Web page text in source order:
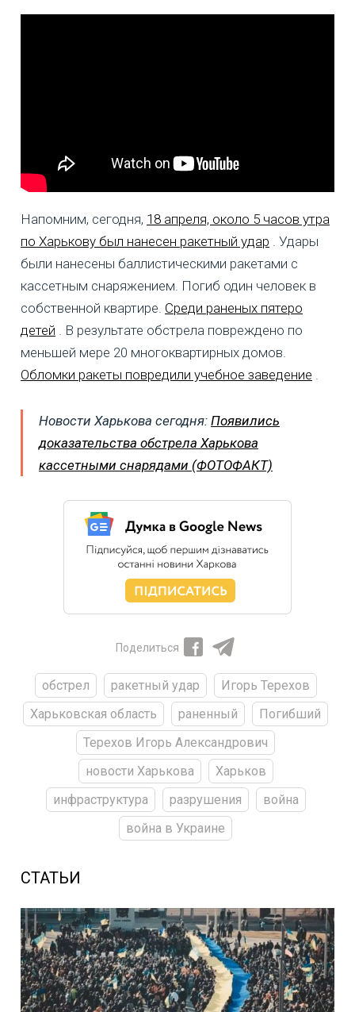
Напомним, сегодня, 18 апреля, около 5 часов утра
по Харькову был нанесен ракетный удар . Удары
были нанесены баллистическими ракетами с
кассетным снаряжением. Погиб один человек в
собственной квартире. Среди раненых пятеро
детей . В результате обстрела повреждено по
меньшей мере 20 многоквартирных домов.
Обломки ракеты повредили учебное заведение .
Новости Харькова сегодня: Появились
доказательства обстрела Харькова
кассетными снарядами (ФОТОФАКТ)
Поделиться
обстрел ракетный удар
Игорь Терехов
Харьковская область
раненный
Погибший
Терехов Игорь Александрович
новости Харькова
Харьков
инфраструктура
разрушения
война
война в Украине
СТАТЬИ